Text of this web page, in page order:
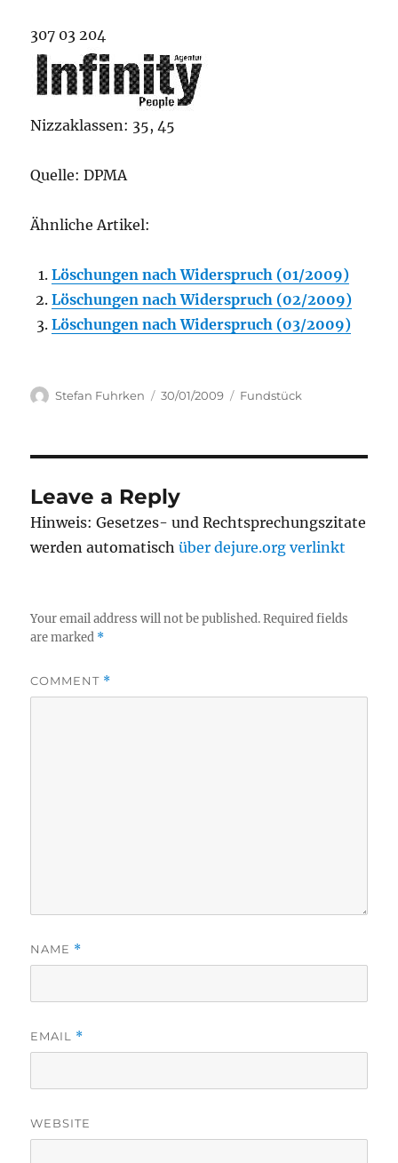
307 03 204
Nizzaklassen: 35, 45
Quelle: DPMA
Ähnliche Artikel:
Löschungen nach Widerspruch (01/2009)
Löschungen nach Widerspruch (02/2009)
Löschungen nach Widerspruch (03/2009)
Author
Stefan Fuhrken
Posted
30/01/2009 Categories
Fundstück
Leave a Reply
Hinweis: Gesetzes- und Rechtsprechungszitate
werden automatischüber dejure.org verlinkt
Your email address will not be published. Required fields
are marked *
COMMENT *
NAME *
EMAIL *
WEBSITE